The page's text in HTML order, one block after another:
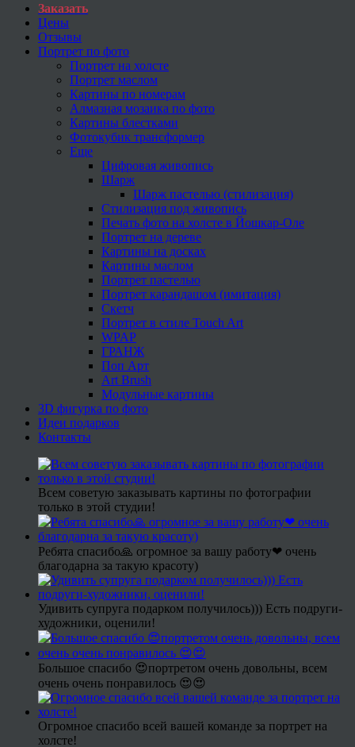
Заказать
Цены
Отзывы
Портрет по фото
Портрет на холсте
Портрет маслом
Картины по номерам
Алмазная мозаика по фото
Картины блестками
Фотокубик трансформер
Еще
Цифровая живопись
Шарж
Шарж пастелью (стилизация)
Стилизация под живопись
Печать фото на холсте в Йошкар-Оле
Портрет на дереве
Картины на досках
Картины маслом
Портрет пастелью
Портрет карандашом (имитация)
Скетч
Портрет в стиле Touch Art
WPAP
ГРАНЖ
Поп Арт
Art Brush
Модульные картины
3D фигурка по фото
Идеи подарков
Контакты
Всем советую заказывать картины по фотографии
только в этой студии!
Ребята спасибо🙏 огромное за вашу работу❤ очень
благодарна за такую красоту)
Удивить супруга подарком получилось))) Есть подруги-
художники, оценили!
Большое спасибо 😍портретом очень довольны, всем
очень очень понравилось 😍😍
Огромное спасибо всей вашей команде за портрет на
холсте!